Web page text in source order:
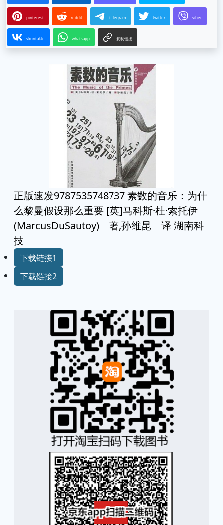
pinterest reddit telegram twitter viber
vkontakte whatsapp 复制链接
正版速发9787535748737 素数的音乐：为什
么黎曼假设那么重要 [英]马科斯·杜·索托伊
(MarcusDuSautoy) 著,孙维昆 译 湖南科
技
下载链接1
下载链接2